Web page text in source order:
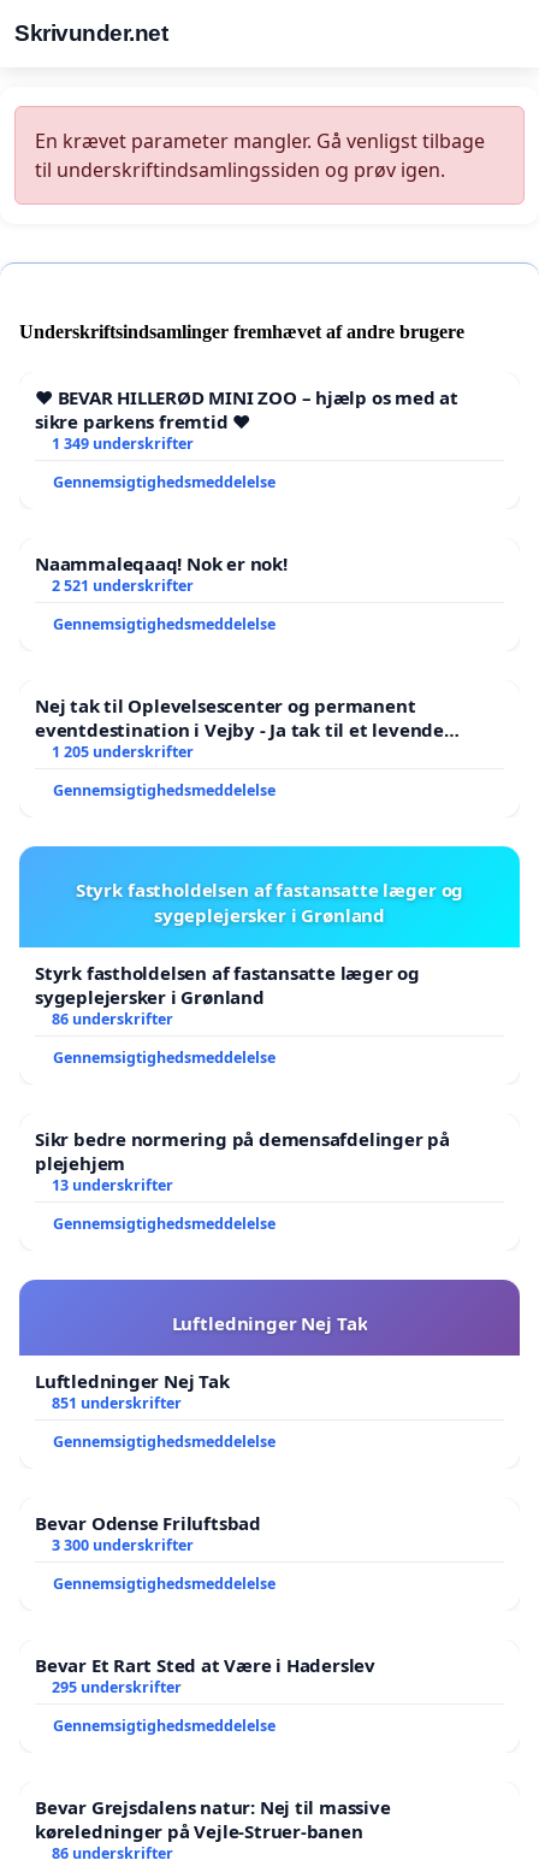
Skrivunder.net
En krævet parameter mangler. Gå venligst tilbage
til underskriftindsamlingssiden og prøv igen.
Underskriftsindsamlinger fremhævet af andre brugere
❤️ BEVAR HILLERØD MINI ZOO – hjælp os med at
sikre parkens fremtid ❤️
1 349 underskrifter
Gennemsigtighedsmeddelelse
Naammaleqaaq! Nok er nok!
2 521 underskrifter
Gennemsigtighedsmeddelelse
Nej tak til Oplevelsescenter og permanent
eventdestination i Vejby - Ja tak til et levende
lokalområde i balance
1 205 underskrifter
Gennemsigtighedsmeddelelse
Styrk fastholdelsen af fastansatte læger og
sygeplejersker i Grønland
Styrk fastholdelsen af fastansatte læger og
sygeplejersker i Grønland
86 underskrifter
Gennemsigtighedsmeddelelse
Sikr bedre normering på demensafdelinger på
plejehjem
13 underskrifter
Gennemsigtighedsmeddelelse
Luftledninger Nej Tak
Luftledninger Nej Tak
851 underskrifter
Gennemsigtighedsmeddelelse
Bevar Odense Friluftsbad
3 300 underskrifter
Gennemsigtighedsmeddelelse
Bevar Et Rart Sted at Være i Haderslev
295 underskrifter
Gennemsigtighedsmeddelelse
Bevar Grejsdalens natur: Nej til massive
køreledninger på Vejle-Struer-banen
86 underskrifter